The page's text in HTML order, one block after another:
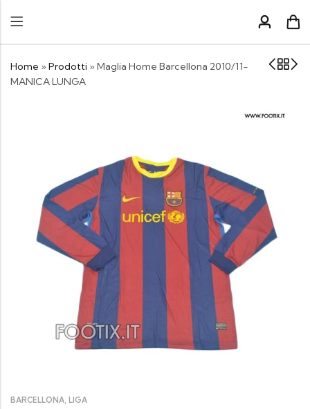
Home » Prodotti » Maglia Home Barcellona 2010/11-
MANICA LUNGA
BARCELLONA, LIGA